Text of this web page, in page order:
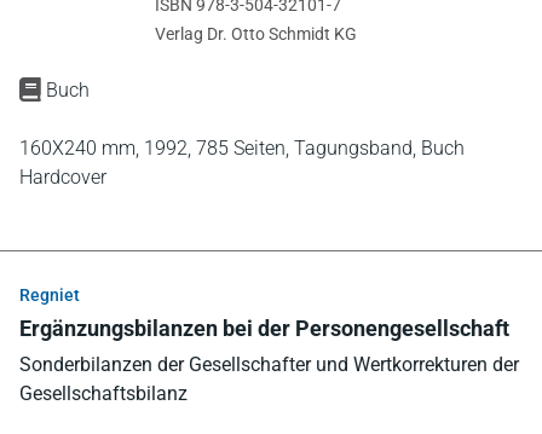
Buch
160X240 mm, 1992, 785 Seiten, Tagungsband, Buch
Hardcover
ISBN 978-3-504-32101-7
Verlag Dr. Otto Schmidt KG
Regniet
Ergänzungsbilanzen bei der Personengesellschaft
Sonderbilanzen der Gesellschafter und Wertkorrekturen der
Gesellschaftsbilanz